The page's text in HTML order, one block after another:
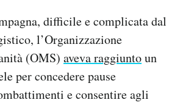
difficile e complicata dal
l’Organizzazione
(OMS) aveva raggiuntoun
per concedere pause
e consentire agli